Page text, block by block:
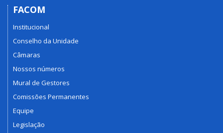
FACOM
Institucional
Conselho da Unidade
Câmaras
Nossos números
Mural de Gestores
Comissões Permanentes
Equipe
Legislação